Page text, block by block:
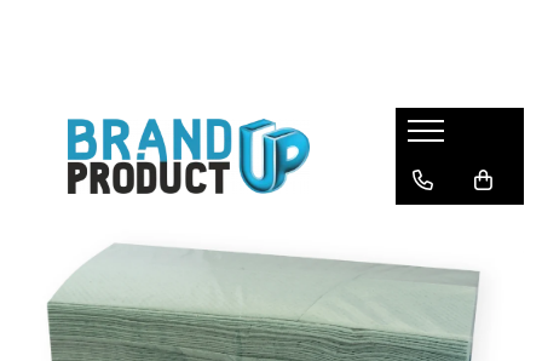
Agende, calendare si plannere
Birotica si Papetarie
Hartie copiator si imprimanta
Produse personalizate
Formulare tipizate
Saci menajeri